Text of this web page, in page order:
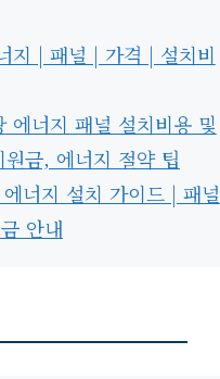
지 | 패널 | 가격 | 설치비
에너지 패널 설치비용 및
금, 에너지 절약 팁
너지 설치 가이드 | 패널
안내